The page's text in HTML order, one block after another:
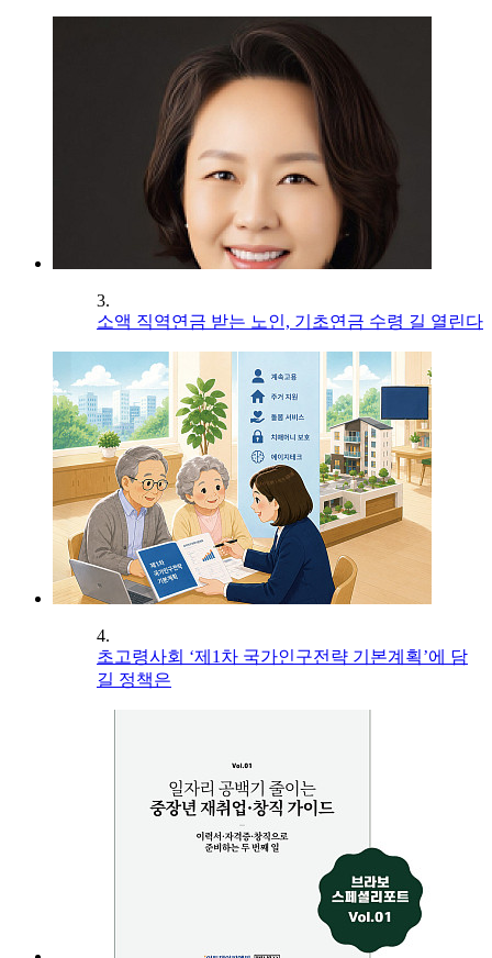
3.
소액 직역연금 받는 노인, 기초연금 수령 길 열린다
4.
초고령사회 ‘제1차 국가인구전략 기본계획’에 담
길 정책은